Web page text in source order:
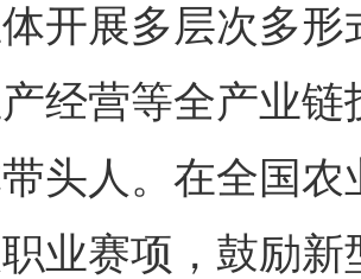
开展多层次多
经营等全产业
头人。在全国
业赛项，鼓励